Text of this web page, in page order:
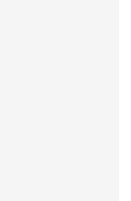
karavi კარვები